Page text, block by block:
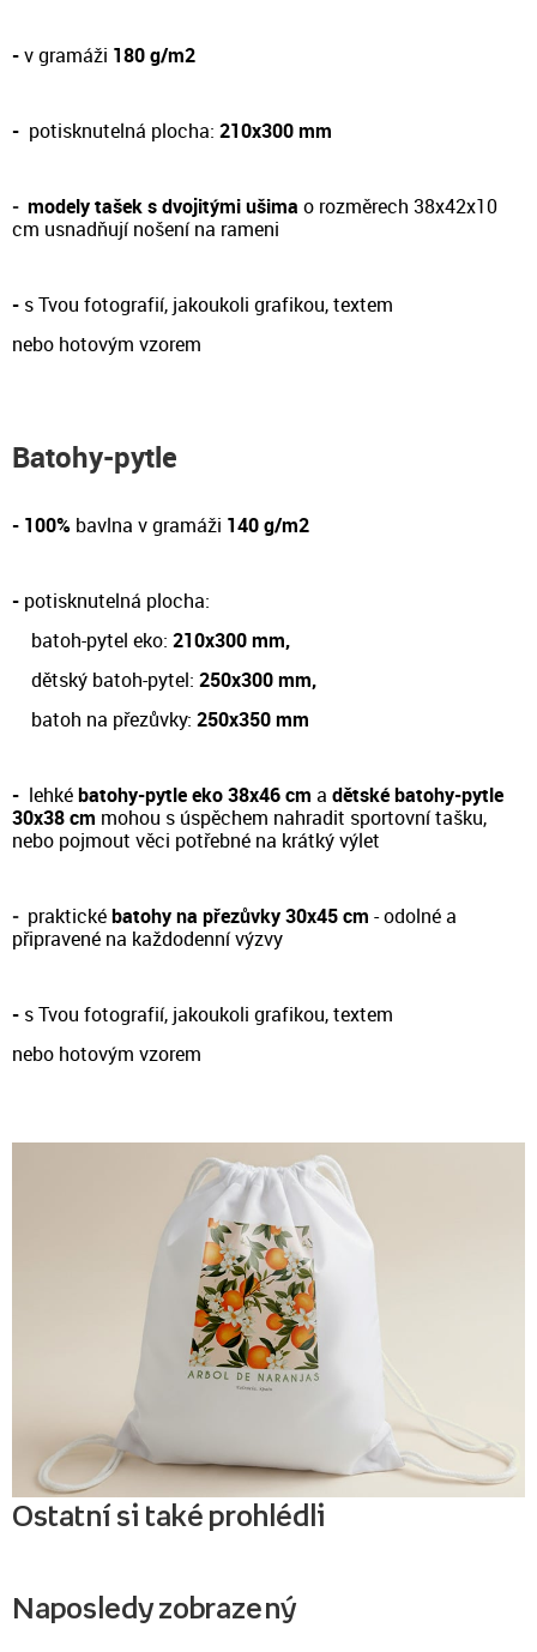
-v gramáži 180 g/m2
- potisknutelná plocha: 210x300 mm
- modely tašek s dvojitými ušima o rozměrech 38x42x10
cm usnadňují nošení na rameni
- s Tvou fotografií, jakoukoli grafikou, textem
nebo hotovým vzorem
Batohy-pytle
- 100% bavlna v gramáži 140 g/m2
- potisknutelná plocha:
batoh-pytel eko: 210x300 mm,
dětský batoh-pytel: 250x300 mm,
batoh na přezůvky: 250x350 mm
- lehkébatohy-pytle eko 38x46 cm a dětské batohy-pytle
30x38 cm mohou s úspěchem nahradit sportovní tašku,
nebo pojmout věci potřebné na krátký výlet
- praktickébatohy na přezůvky 30x45 cm - odolné a
připravené na každodenní výzvy
- s Tvou fotografií, jakoukoli grafikou, textem
nebo hotovým vzorem
Ostatní si také prohlédli
Naposledy zobrazený